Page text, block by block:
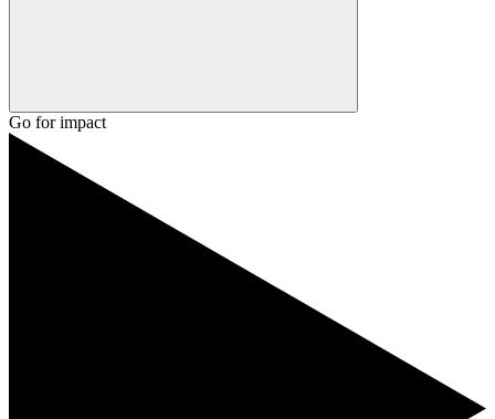
Go for impact